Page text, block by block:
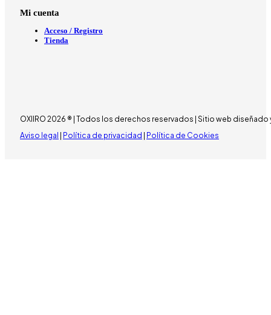
Mi cuenta
Acceso / Registro
Tienda
OXIIRO 2026 ® | Todos los derechos reservados | Sitio web
Aviso legal
Política de privacidad Política de Cookies